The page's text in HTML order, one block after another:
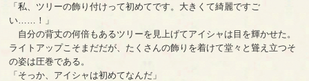
「私、ツリーの飾り付けって初めてです。大きくて綺麗ですご
い……！」
自分の背丈の何倍もあるツリーを見上げてアイシャは目を輝かせた。
ライトアップこそまだだが、たくさんの飾りを着けて堂々と聳え立つそ
の姿は圧巻である。
「そっか、アイシャは初めてなんだ」